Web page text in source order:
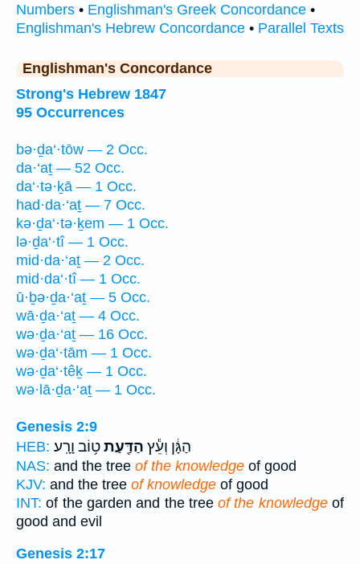
Numbers • Englishman's Greek Concordance •
Englishman's Hebrew Concordance • Parallel Texts
Englishman's Concordance
Strong's Hebrew 1847
95 Occurrences
bə·ḏa‘·tōw — 2 Occ.
da·‘aṯ — 52 Occ.
da‘·tə·ḵā — 1 Occ.
had·da·‘aṯ — 7 Occ.
kə·ḏa‘·tə·ḵem — 1 Occ.
lə·ḏa‘·tî — 1 Occ.
mid·da·‘aṯ — 2 Occ.
mid·da‘·tî — 1 Occ.
ū·ḇə·ḏa·‘aṯ — 5 Occ.
wā·ḏa·‘aṯ — 4 Occ.
wə·ḏa·‘aṯ — 16 Occ.
wə·ḏa‘·tām — 1 Occ.
wə·ḏa‘·têḵ — 1 Occ.
wə·lā·ḏa·‘aṯ — 1 Occ.
Genesis 2:9
HEB:
הַגָּ֔ן וְעֵ֕ץ הַדַּ֖עַתט֥וֹב וָרָֽע׃
NAS: and the tree of the knowledge of good
KJV: and the tree of knowledge of good
INT: of the garden and the treeof the knowledgeof
good and evil
Genesis 2:17